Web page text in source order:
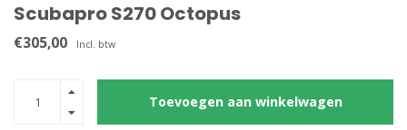
Scubapro S270 Octopus
€305,00 Incl. btw
Toevoegen aan winkelwagen